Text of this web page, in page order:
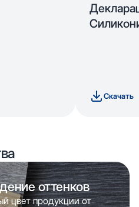
Скачать
оттенков
цвет продукции от